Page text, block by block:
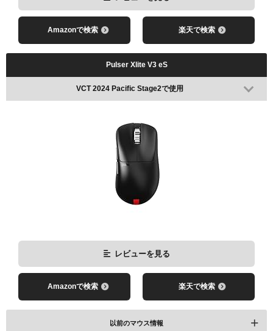
Amazonで検索 楽天で検索
Pulser Xlite V3 eS
VCT 2024 Pacific Stage2で使用
レビューを見る
Amazonで検索 楽天で検索
以前のマウス情報